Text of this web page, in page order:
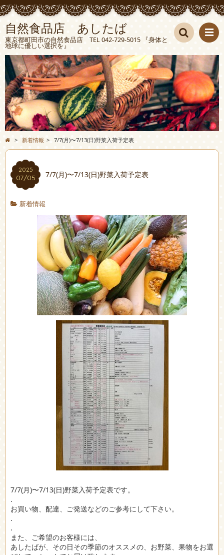
自然食品店 あしたば
東京都町田市の自然食品店 TEL 042-729-5015 『身体と
地球に優しい選択を』 検索
> 新着情報 > 7/7(月)〜7/13(日)野菜入荷予定表
2025
07/05 7/7(月)〜7/13(日)野菜入荷予定表
新着情報
7/7(月)〜7/13(日)野菜入荷予定表です。
.
お買い物、配達、ご発送などのご参考にして下さい。
.
.
また、ご希望のお客様には、
あしたばが、その日その季節のオススメの、お野菜、果物をお選